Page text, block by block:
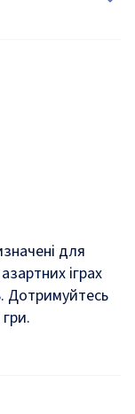
для
іграх
Дотримуйтесь